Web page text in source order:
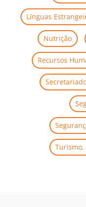
Línguas
Nutrição
Recursos
Turismo,